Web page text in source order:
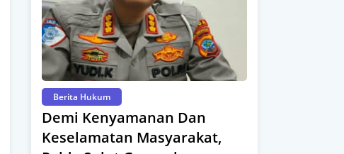
Berita Hukum
Demi Kenyamanan Dan
Keselamatan Masyarakat,